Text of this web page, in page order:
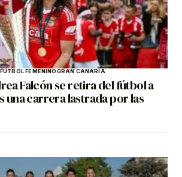
FÚTBOL FEMENINOGRAN CANARIA
Falcón se retira del fútbol a
una carrera lastrada por las